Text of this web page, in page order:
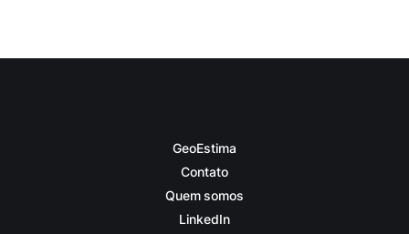
GeoEstima
Contato
Quem somos
LinkedIn